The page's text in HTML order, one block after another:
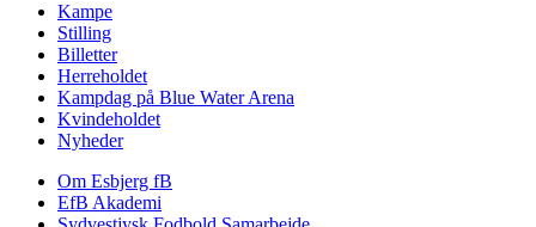
Kampe
Stilling
Billetter
Herreholdet
Kampdag på Blue Water Arena
Kvindeholdet
Nyheder
Om Esbjerg fB
EfB Akademi